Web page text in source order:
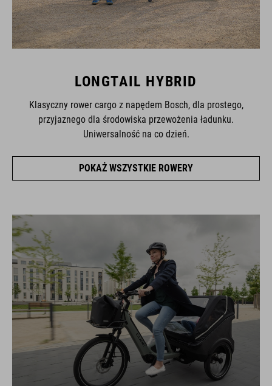
LONGTAIL HYBRID
Klasyczny rower cargo z napędem Bosch, dla prostego,
przyjaznego dla środowiska przewożenia ładunku.
Uniwersalność na co dzień.
POKAŻ WSZYSTKIE ROWERY